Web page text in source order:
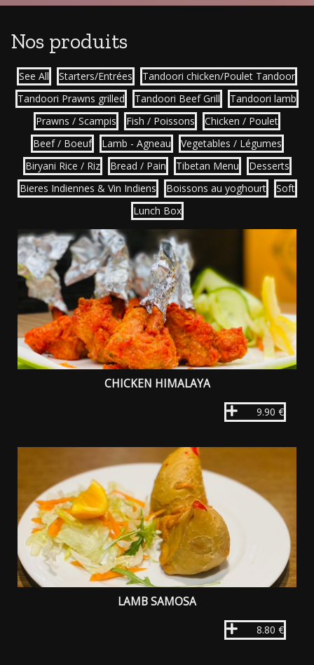
Nos produits
See All Starters/Entrées
Tandoori chicken/Poulet Tandoor
Tandoori Prawns grilled
Tandoori Beef Grill
Tandoori lamb
Prawns / Scampis
Fish / Poissons
Chicken / Poulet
Beef / Boeuf
Lamb - Agneau
Vegetables / Légumes
Biryani Rice / Riz
Bread / Pain Tibetan Menu
Desserts
Bieres Indiennes & Vin Indiens
Boissons au yoghourt
Soft
Lunch Box
CHICKEN HIMALAYA
9.90 €
LAMB SAMOSA
8.80 €